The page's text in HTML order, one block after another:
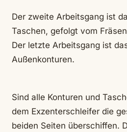
Der zweite Arbeitsgang ist
Taschen, gefolgt vom
Der letzte Arbeitsgang ist
Außenkonturen.
Sind alle Konturen und
dem Exzenterschleifer die
beiden Seiten überschiffen.